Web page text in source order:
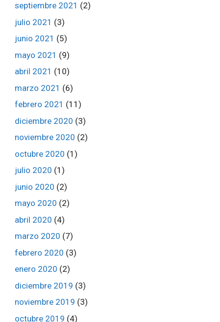
septiembre 2021 (2)
julio 2021 (3)
junio 2021 (5)
mayo 2021 (9)
abril 2021 (10)
marzo 2021 (6)
febrero 2021 (11)
diciembre 2020 (3)
noviembre 2020 (2)
octubre 2020 (1)
julio 2020 (1)
junio 2020 (2)
mayo 2020 (2)
abril 2020 (4)
marzo 2020 (7)
febrero 2020 (3)
enero 2020 (2)
diciembre 2019 (3)
noviembre 2019 (3)
octubre 2019 (4)